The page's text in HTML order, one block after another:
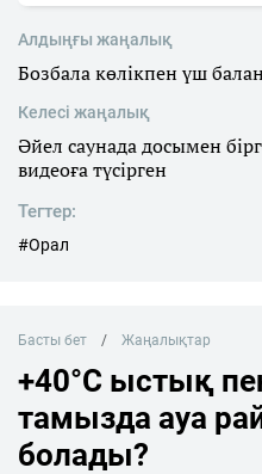
Алдыңғы жаңалық
Бозбала көлікпен үш
Келесі жаңалық
Әйел саунада досымен
видеоға түсірген
Тегтер:
#Орал
Басты бет Жаңалықтар
+40°C ыстық
тамызда ауа
болады?